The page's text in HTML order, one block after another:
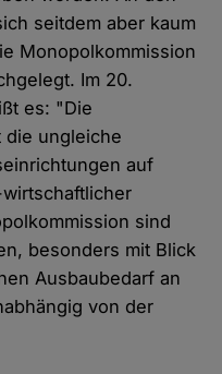
seitdem aber kaum
Monopolkommission
Im 20.
es: "Die
die ungleiche
auf
sind
besonders mit Blick
Ausbaubedarf an
von der